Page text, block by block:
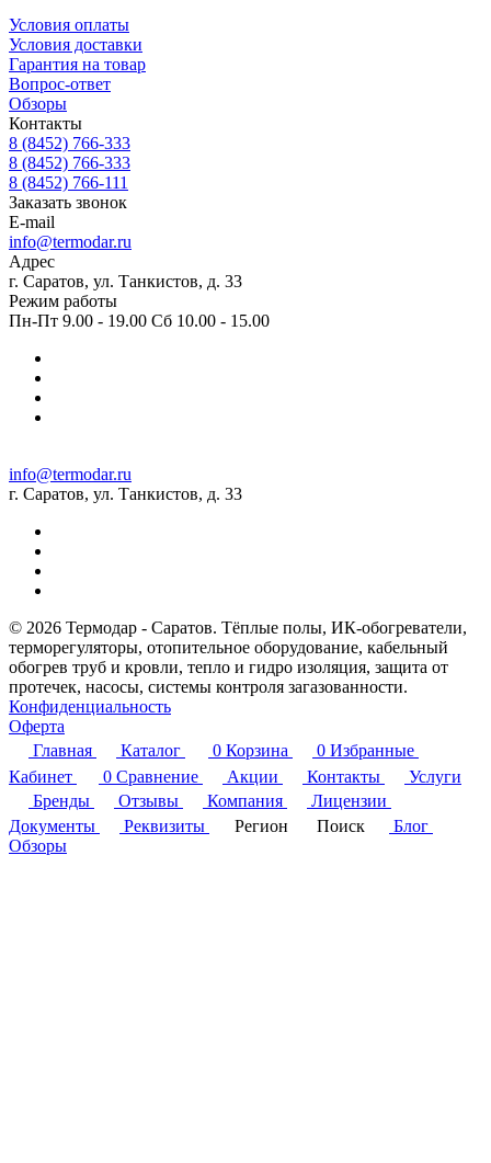
Условия оплаты
Условия доставки
Гарантия на товар
Вопрос-ответ
Обзоры
Контакты
8 (8452) 766-333
8 (8452) 766-333
8 (8452) 766-111
Заказать звонок
E-mail
info@termodar.ru
Адрес
г. Саратов, ул. Танкистов, д. 33
Режим работы
Пн-Пт 9.00 - 19.00 Сб 10.00 - 15.00
info@termodar.ru
г. Саратов, ул. Танкистов, д. 33
© 2026 Термодар - Саратов. Тёплые полы, ИК-обогреватели,
терморегуляторы, отопительное оборудование, кабельный
обогрев труб и кровли, тепло и гидро изоляция, защита от
протечек, насосы, системы контроля загазованности.
Конфиденциальность
Оферта
Главная
Каталог 0 Корзина 0 Избранные
Кабинет
0 Сравнение Акции Контакты
Услуги
Бренды
Отзывы Компания
Лицензии
Документы
Реквизиты Регион Поиск
Блог
Обзоры